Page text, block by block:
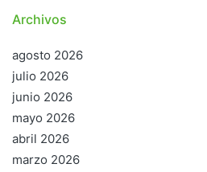
Archivos
agosto 2026
julio 2026
junio 2026
mayo 2026
abril 2026
marzo 2026